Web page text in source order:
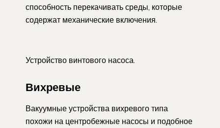
способность перекачивать среды, которые
содержат механические включения.
Устройство винтового насоса.
Вихревые
Вакуумные устройства вихревого типа
похожи на центробежные насосы и подобное